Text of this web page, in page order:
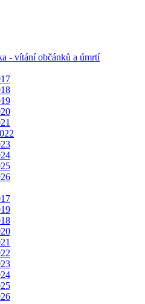
- vítání občánků a úmrtí